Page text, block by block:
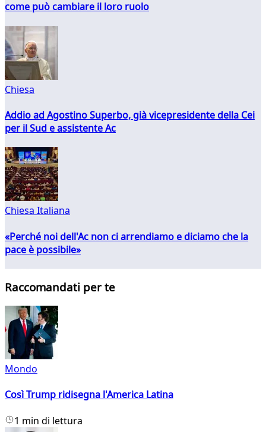
come può cambiare il loro ruolo
Chiesa
Addio ad Agostino Superbo, già vicepresidente della Cei
per il Sud e assistente Ac
Chiesa Italiana
«Perché noi dell'Ac non ci arrendiamo e diciamo che la
pace è possibile»
Raccomandati per te
Mondo
Così Trump ridisegna l'America Latina
1 min di lettura